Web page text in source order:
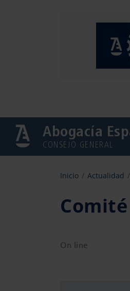
Abogacía
CONSEJO GENERAL
Inicio Actualidad
Comité
On line